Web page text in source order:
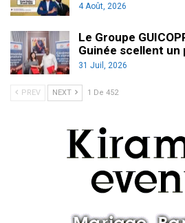
4 Août, 2026
Le Groupe
Guinée scellent
31 Juil, 2026
PREV NEXT 1 De 452